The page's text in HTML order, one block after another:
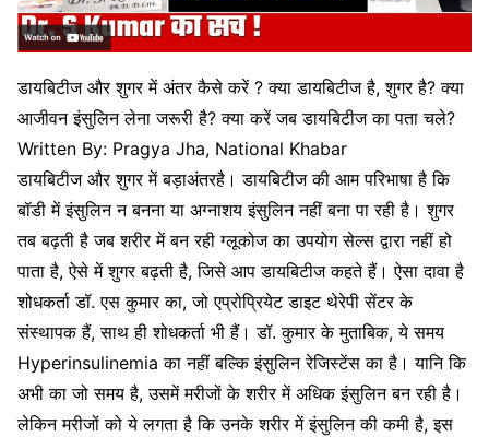
डायबिटीज और शुगर में अंतर कैसे करें ? क्या डायबिटीज है, शुगर है? क्या
आजीवन इंसुलिन लेना जरूरी है? क्या करें जब डायबिटीज का पता चले?
Written By: Pragya Jha, National Khabar
डायबिटीज और शुगर में बड़ाअंतरहै। डायबिटीज की आम परिभाषा है कि
बॉडी में इंसुलिन न बनना या अग्नाशय इंसुलिन नहीं बना पा रही है। शुगर
तब बढ़ती है जब शरीर में बन रही ग्लूकोज का उपयोग सेल्स द्वारा नहीं हो
पाता है, ऐसे में शुगर बढ़ती है, जिसे आप डायबिटीज कहते हैं। ऐसा दावा है
शोधकर्ता डॉ. एस कुमार का, जो एप्रोप्रियेट डाइट थेरेपी सेंटर के
संस्थापक हैं, साथ ही शोधकर्ता भी हैं। डॉ. कुमार के मुताबिक, ये समय
Hyperinsulinemia का नहीं बल्कि इंसुलिन रेजिस्टेंस का है। यानि कि
अभी का जो समय है, उसमें मरीजों के शरीर में अधिक इंसुलिन बन रही है।
लेकिन मरीजों को ये लगता है कि उनके शरीर में इंसुलिन की कमी है, इस